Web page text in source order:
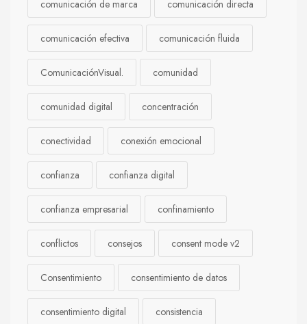
comunicación de marca comunicación directa
comunicación efectiva comunicación fluida
ComunicaciónVisual. comunidad
comunidad digital concentración
conectividad conexión emocional
confianza confianza digital
confianza empresarial confinamiento
conflictos consejos consent mode v2
Consentimiento consentimiento de datos
consentimiento digital consistencia